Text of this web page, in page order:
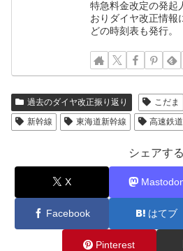
特急料金改定の発起
おりダイヤ改正情報
どの時刻表も発行。
過去のダイヤ改正振り返り こだま
新幹線
東海道新幹線 高速鉄道
シェアする
X
Facebook はてブ
Pinterest